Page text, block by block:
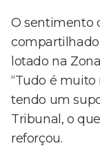
O sentimento
compartilhado
lotado na
“Tudo é muito
tendo um
Tribunal, o
reforçou.